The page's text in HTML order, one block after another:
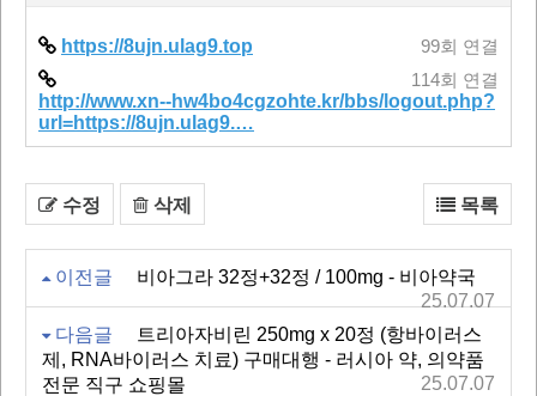
https://8ujn.ulag9.top 99회 연결
http://www.xn--hw4bo4cgzohte.kr/bbs/logout.php?
url=https://8ujn.ulag9.…
114회 연결
수정 삭제 목록
이전글
비아그라 32정+32정 / 100mg - 비아약국
25.07.07
다음글
트리아자비린 250mg x 20정 (항바이러스
제, RNA바이러스 치료) 구매대행 - 러시아 약, 의약품
전문 직구 쇼핑몰
25.07.07